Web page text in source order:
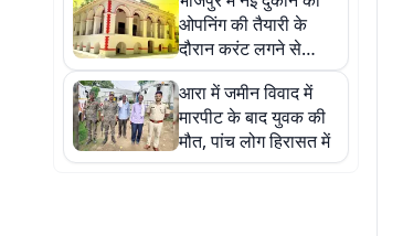
ओपनिंग की तैयारी के
दौरान करंट लगने से
दुकानदार और हेल्पर की
मौत
आरा में जमीन विवाद में
मारपीट के बाद युवक की
मौत, पांच लोग हिरासत में